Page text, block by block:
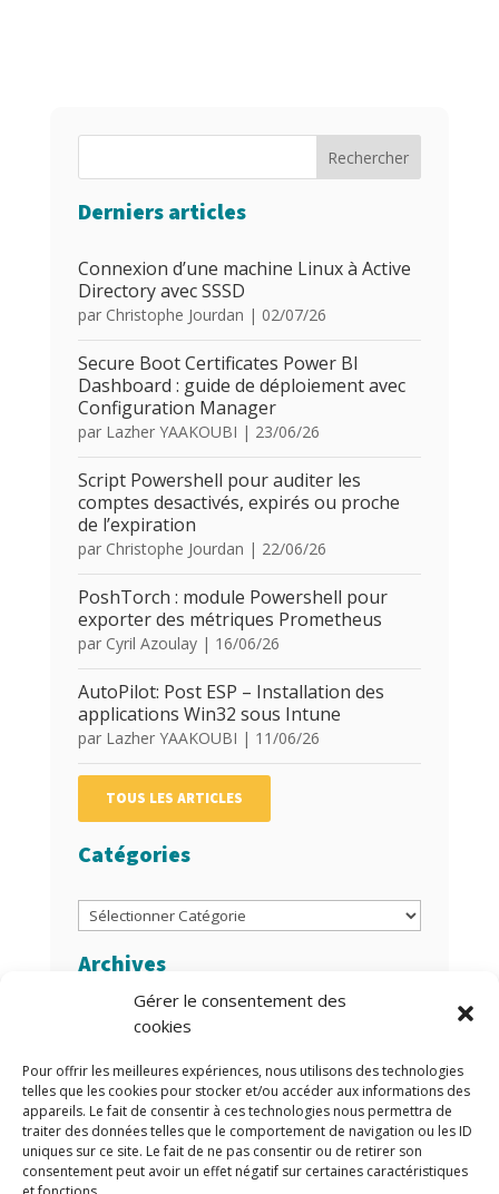
Gérer le consentement des
cookies
Pour offrir les meilleures expériences, nous utilisons des technologies
telles que les cookies pour stocker et/ou accéder aux informations des
appareils. Le fait de consentir à ces technologies nous permettra de
traiter des données telles que le comportement de navigation ou les ID
uniques sur ce site. Le fait de ne pas consentir ou de retirer son
consentement peut avoir un effet négatif sur certaines caractéristiques
Rechercher
Derniers articles
Connexion d’une machine Linux à Active
Directory avec SSSD
par Christophe Jourdan | 02/07/26
Secure Boot Certificates Power BI
Dashboard : guide de déploiement avec
Configuration Manager
par Lazher YAAKOUBI | 23/06/26
Script Powershell pour auditer les
comptes desactivés, expirés ou proche
de l’expiration
par Christophe Jourdan | 22/06/26
PoshTorch : module Powershell pour
exporter des métriques Prometheus
par Cyril Azoulay| 16/06/26
AutoPilot: Post ESP – Installation des
applications Win32 sous Intune
par Lazher YAAKOUBI | 11/06/26
TOUS LES ARTICLES
Catégories
Catégories
Archives
Archives
Auteurs/Autrices